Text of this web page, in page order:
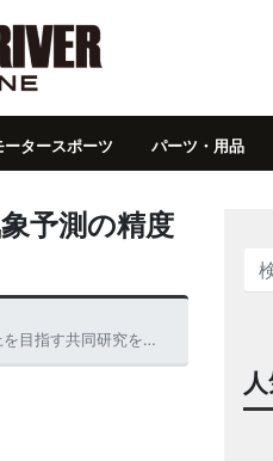
ータースポーツ パーツ・用品
予測の精度
指す共同研究を実施